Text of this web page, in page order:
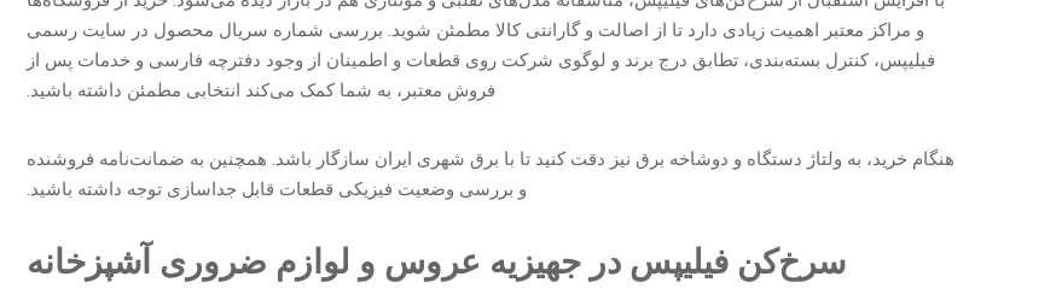
و مراکز معتبر اهمیت زیادی دارد تا از اصالت و گارانتی کالا مطمئن شوید. بررسی شماره سریال محصول در سایت رسمی
فیلیپس، کنترل بسته‌بندی، تطابق درج برند و لوگوی شرکت روی قطعات و اطمینان از وجود دفترچه فارسی و خدمات پس‌ از
فروش معتبر، به شما کمک می‌کند انتخابی مطمئن داشته باشید.
هنگام خرید، به ولتاژ دستگاه و دوشاخه برق نیز دقت کنید تا با برق شهری ایران سازگار باشد. همچنین به ضمانت‌نامه فروشنده
و بررسی وضعیت فیزیکی قطعات قابل جداسازی توجه داشته باشید.
سرخ‌کن فیلیپس در جهیزیه عروس و لوازم ضروری آشپزخانه